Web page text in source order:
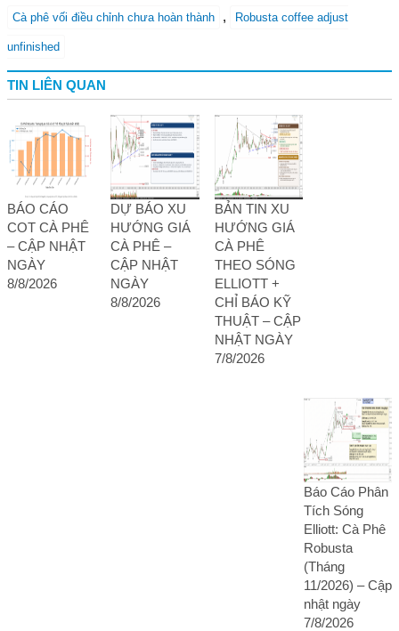
Cà phê vối điều chỉnh chưa hoàn thành , Robusta coffee adjust
unfinished
TIN LIÊN QUAN
BÁO CÁO
COT CÀ PHÊ
– CẬP NHẬT
NGÀY
8/8/2026
DỰ BÁO XU
HƯỚNG GIÁ
CÀ PHÊ –
CẬP NHẬT
NGÀY
8/8/2026
BẢN TIN XU
HƯỚNG GIÁ
CÀ PHÊ
THEO SÓNG
ELLIOTT +
CHỈ BÁO KỸ
THUẬT – CẬP
NHẬT NGÀY
7/8/2026
Báo Cáo Phân
Tích Sóng
Elliott: Cà Phê
Robusta
(Tháng
11/2026) – Cập
nhật ngày
7/8/2026